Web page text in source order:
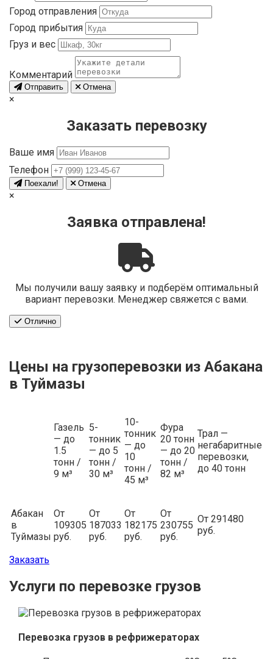
Город отправления
Город прибытия
Груз и вес
Комментарий
Отправить Отмена
×
Заказать перевозку
Ваше имя
Телефон
Поехали! Отмена
×
Заявка отправлена!
Мы получили вашу заявку и подберём оптимальный
вариант перевозки. Менеджер свяжется с вами.
Отлично
Цены на грузоперевозки из Абакана
в Туймазы
Газель
— до
1.5
тонн /
9 м³
5-
тонник
— до 5
тонн /
30 м³
10-
тонник
— до
10
тонн /
45 м³
Фура
20 тонн
— до 20
тонн /
82 м³
Трал —
негабаритные
перевозки,
до 40 тонн
Абакан
в
Туймазы
От
109305
руб.
От
187033
руб.
От
182175
руб.
От
230755
руб.
От 291480
руб.
Заказать
Услуги по перевозке грузов
Перевозка грузов в рефрижераторах